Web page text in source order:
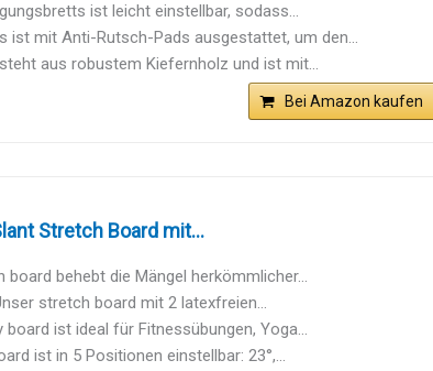
ist leicht einstellbar, sodass...
ist mit Anti-Rutsch-Pads ausgestattet, um den...
aus robustem Kiefernholz und ist mit...
Bei Amazon kaufen
Stretch Board mit...
behebt die Mängel herkömmlicher...
stretch board mit 2 latexfreien...
ist ideal für Fitnessübungen, Yoga...
ist in 5 Positionen einstellbar: 23°,...